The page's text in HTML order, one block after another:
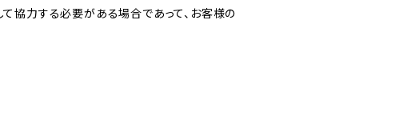
協力する必要がある場合であって、お客様の